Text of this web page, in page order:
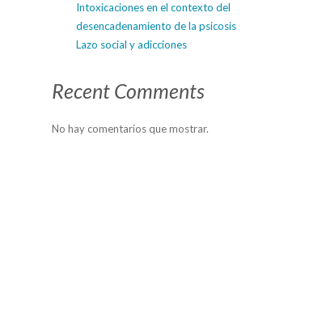
Intoxicaciones en el contexto del
desencadenamiento de la psicosis
Lazo social y adicciones
Recent Comments
No hay comentarios que mostrar.